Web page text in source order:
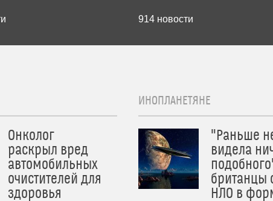
914новости
Онколог
раскрыл вред
автомобильных
очистителей для
здоровья
ИНОПЛАНЕТЯНЕ
"Раньше
видела
британцы
НЛО в